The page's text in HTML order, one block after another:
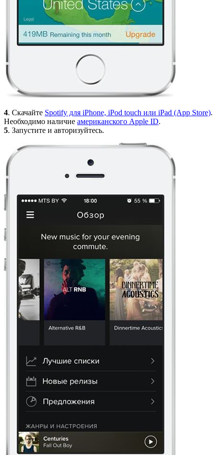
4. Скачайте Spotify для iPhone, iPod touch или iPad (App Store).
Необходимо наличие американского Apple ID.
5. Запустите и авторизуйтесь.